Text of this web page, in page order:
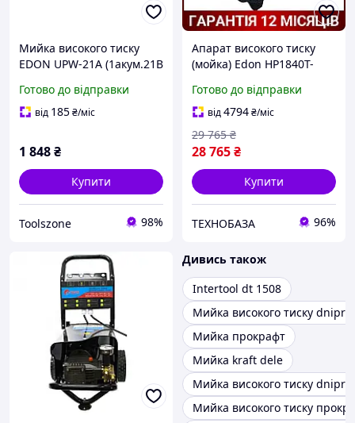
Мийка високого тиску
EDON UPW-21A (1акум.21В
Готово до відправки
від 185₴/міс
1 848₴
Купити
Toolszone 98%
Апарат високого тиску
(мойка) Edon HP1840T-
МПа, Продуктивність 18
л/хв, Гарантія 1 рік)
Готово до відправки
від4794₴/міс
28 765₴
29 765 ₴
Купити
ТЕХНОБАЗА 96%
Дивись також
Intertool dt 1508
Мийка високого тиску
Мийка прокрафт
Мийка kraft dele
Мийка високого тиску
Мийка високого тиску